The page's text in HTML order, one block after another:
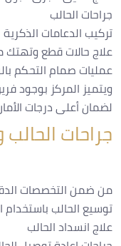
جراحات الحالب
تركيب الدعامات الذكرية
علاج حالات قطع وتهتك
عمليات صمام التحكم
ويتميز المركز بوجود
لضمان أعلى درجات
جراحات
من ضمن التخصصات
توسيع الحالب باستخدام
علاج انسداد الحالب